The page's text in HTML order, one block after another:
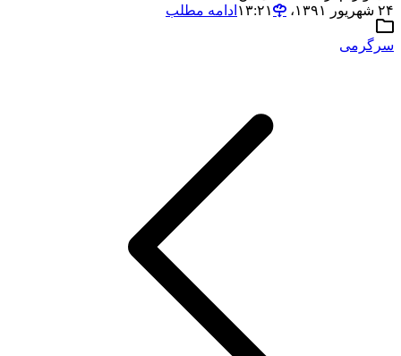
۲۴ شهریور ۱۳۹۱،‏ ۱۳:۲۱
ادامه مطلب
سرگرمی